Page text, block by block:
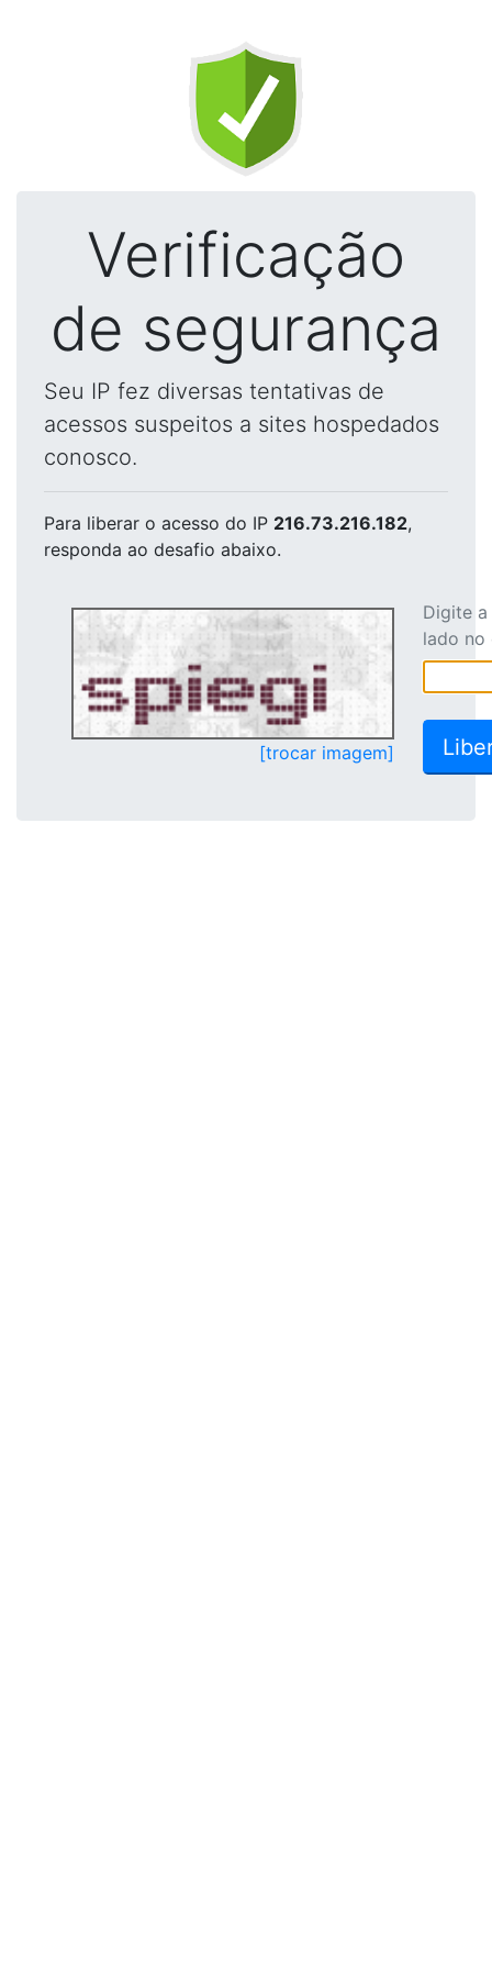
Verificação
de segurança
Seu IP fez diversas tentativas de
acessos suspeitos a sites hospedados
conosco.
Para liberar o acesso do IP 216.73.216.182,
responda ao desafio abaixo.
[trocar imagem]
Digite
lado no